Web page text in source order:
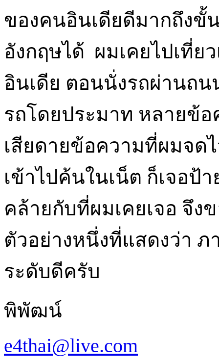
ของคนอินเดียดีมากถึงขั้
อังกฤษได้ ผมเคยไปเที่ย
อินเดีย ตอนนั่งรถผ่านถ
รถโดยประมาท หลายข้
เสียดายข้อความที่ผมจด
เข้าไปค้นในเน็ต ก็เจอป้
คล้ายกับที่ผมเคยเจอ จึง
ตัวอย่างหนึ่งที่แสดงว่า
ระดับดีครับ
พิพัฒน์
e4thai@live.com